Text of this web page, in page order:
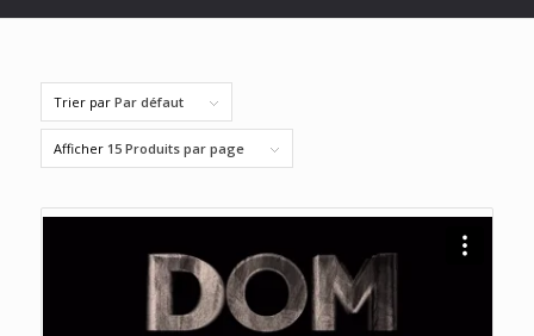
Trier par Par défaut
Afficher 15 Produits par page